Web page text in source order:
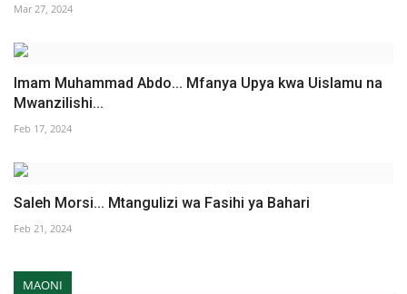
Mar 27, 2024
Imam Muhammad Abdo... Mfanya Upya kwa Uislamu na
Mwanzilishi...
Feb 17, 2024
Saleh Morsi... Mtangulizi wa Fasihi ya Bahari
Feb 21, 2024
MAONI